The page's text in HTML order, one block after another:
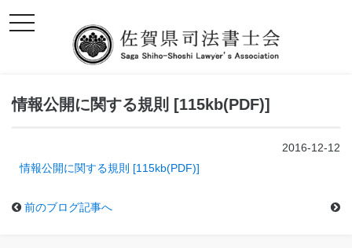
toggle
navigation
情報公開に関する規則 [115kb(PDF)]
2016-12-12
情報公開に関する規則 [115kb(PDF)]
前のブログ記事へ